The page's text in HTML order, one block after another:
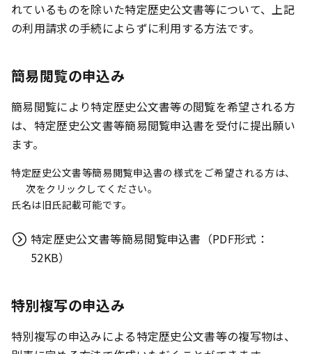
れているものを除いた特定歴史公文書等について、上記
の利用請求の手続によらずに利用する方法です。
簡易閲覧の申込み
簡易閲覧により特定歴史公文書等の閲覧を希望される方
は、特定歴史公文書等簡易閲覧申込書を受付に提出願い
ます。
特定歴史公文書等簡易閲覧申込書の様式をご希望される方は、
次をクリックしてください。
氏名は旧氏記載可能です。
特定歴史公文書等簡易閲覧申込書（PDF形式：
52KB）
特別複写の申込み
特別複写の申込みによる特定歴史公文書等の複写物は、